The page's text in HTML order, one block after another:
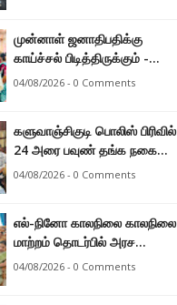
தவணையிடப்பட்டுள்ளது.
முன்னாள் ஜனாதிபதிக்கு
காய்ச்சல் பிடித்திருக்கும் -
பாராளுமன்ற உறுப்பினர் ஸ்ரீநேசன்
04/08/2026 - 0 Comments
களுவாஞ்சிகுடி பொலிஸ் பிரிவில்
24 அரை பவுண் தங்க நகை
களவு 24 மணித்தியலத்தில்
04/08/2026 - 0 Comments
எல்-நினோ காலநிலை காலநிலை
மாற்றம் தொடர்பில் அரச
உத்தியோகஸ்த்தர்களுக்கு
04/08/2026 - 0 Comments